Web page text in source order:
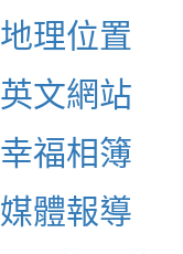
地理位置
英文網站
幸福相簿
媒體報導